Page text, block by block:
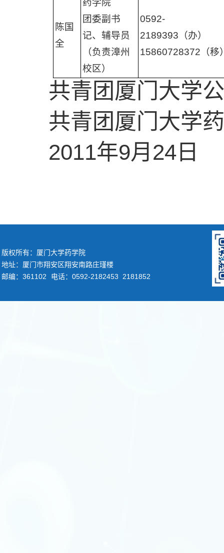
陈国
全
药学院
团委副书
记、辅导员
（负责漳州
校区）
0592-
2189393（办）
15860728372（移
共青团厦门大学
共青团厦门大学
2011年9月24日
版权所有：厦门大学药学院
地址：厦门市翔安区翔安南路庄瑾楼
邮编：361102
电话：0592-2182453 2181852